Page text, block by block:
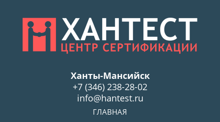
Ханты-Мансийск
+7 (346) 238-28-02
info@hantest.ru
ГЛАВНАЯ